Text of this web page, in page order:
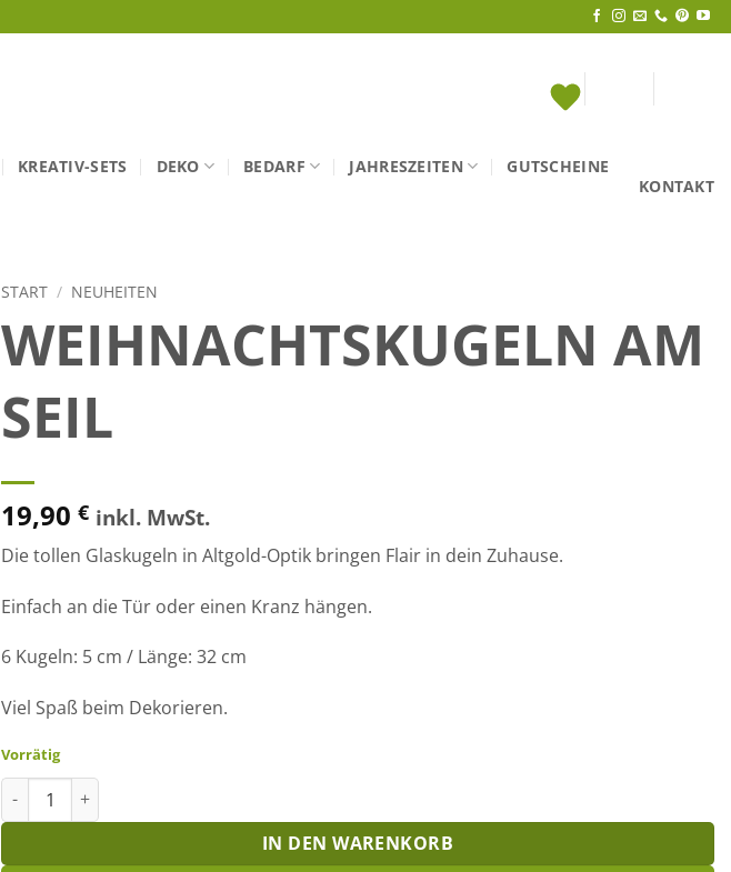
KREATIV-SETS DEKO BEDARF JAHRESZEITEN
GUTSCHEINE
KONTAKT
START / NEUHEITEN
WEIHNACHTSKUGELN AM
SEIL
19,90 € inkl. MwSt.
Die tollen Glaskugeln in Altgold-Optik bringen Flair in dein Zuhause.
Einfach an die Tür oder einen Kranz hängen.
6 Kugeln: 5 cm / Länge: 32 cm
Viel Spaß beim Dekorieren.
Vorrätig
Weihnachtskugeln am Seil Menge
IN DEN WARENKORB